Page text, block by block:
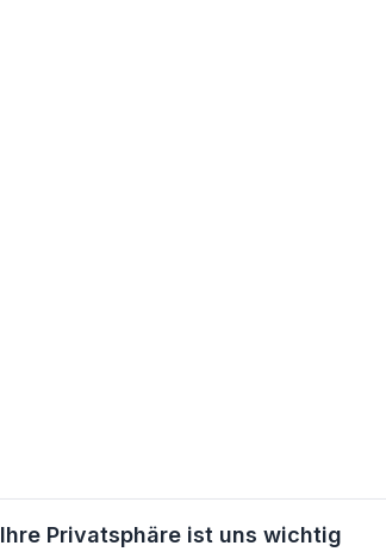
Ihre Privatsphäre ist uns wichtig